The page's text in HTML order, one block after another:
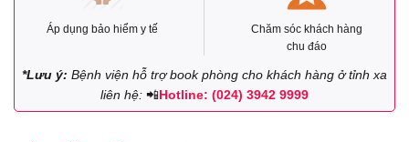
Áp dụng bảo hiểm y tế
Chăm sóc khách hàng
chu đáo
*Lưu ý: Bệnh viện hỗ trợ book phòng cho khách hàng ở tỉnh xa
liên hệ: 📲Hotline: (024) 3942 9999